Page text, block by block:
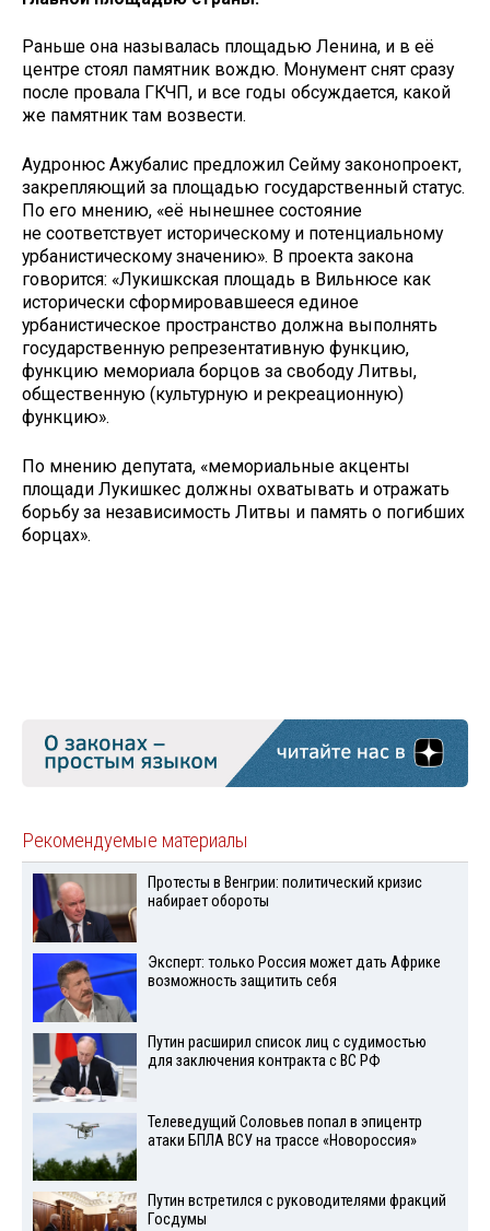
Раньше она называлась площадью Ленина, и в её
центре стоял памятник вождю. Монумент снят сразу
после провала ГКЧП, и все годы обсуждается, какой
же памятник там возвести.
Аудронюс Ажубалис предложил Сейму законопроект,
закрепляющий за площадью государственный статус.
По его мнению, «её нынешнее состояние
не соответствует историческому и потенциальному
урбанистическому значению». В проекта закона
говорится: «Лукишкская площадь в Вильнюсе как
исторически сформировавшееся единое
урбанистическое пространство должна выполнять
государственную репрезентативную функцию,
функцию мемориала борцов за свободу Литвы,
общественную (культурную и рекреационную)
функцию».
По мнению депутата, «мемориальные акценты
площади Лукишкес должны охватывать и отражать
борьбу за независимость Литвы и память о погибших
борцах».
Рекомендуемые материалы
Протесты в Венгрии: политический кризис
набирает обороты
Эксперт: только Россия может дать Африке
возможность защитить себя
Путин расширил список лиц с судимостью
для заключения контракта с ВС РФ
Телеведущий Соловьев попал в эпицентр
атаки БПЛА ВСУ на трассе «Новороссия»
Путин встретился с руководителями фракций
Госдумы